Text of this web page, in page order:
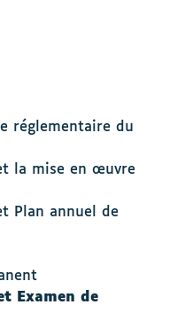
réglementaire du
la mise en œuvre
Plan annuel de
Examen de